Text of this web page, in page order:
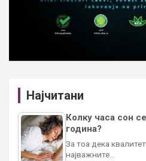
Најчитани
Колку часа сон
година?
За тоа дека
најважните…